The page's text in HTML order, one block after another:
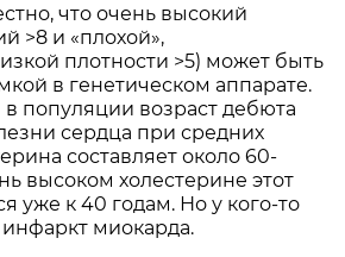
что очень высокий
>8 и «плохой»,
плотности >5) может быть
в генетическом аппарате.
популяции возраст дебюта
сердца при средних
составляет около 60-
высоком холестерине этот
уже к 40 годам. Но у кого-то
инфаркт миокарда.